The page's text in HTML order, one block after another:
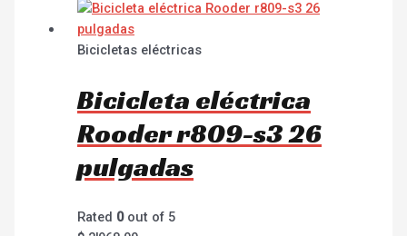
Bicicletas eléctricas
Bicicleta eléctrica
Rooder r809-s3 26
pulgadas
Rated 0out of 5